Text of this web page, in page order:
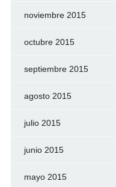
noviembre 2015
octubre 2015
septiembre 2015
agosto 2015
julio 2015
junio 2015
mayo 2015